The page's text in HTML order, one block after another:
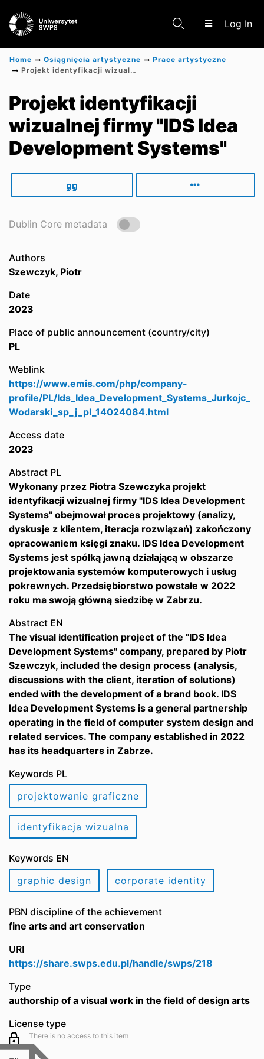
Log In
Scientific research results
Home Osiągnięcia artystyczne
Prace artystyczne
Projekt identyfikacji wizualnej firmy "IDS Idea Development Systems"
Projekt identyfikacji
wizualnej firmy "IDS Idea
Development Systems"
Dublin Core metadata
Authors
Szewczyk, Piotr
Date
2023
Place of public announcement (country/city)
PL
Weblink
https://www.emis.com/php/company-
profile/PL/Ids_Idea_Development_Systems_Jurkojc_
Wodarski_sp_j_pl_14024084.html
Access date
2023
Abstract PL
Wykonany przez Piotra Szewczyka projekt
identyfikacji wizualnej firmy "IDS Idea Development
Systems" obejmował proces projektowy (analizy,
dyskusje z klientem, iteracja rozwiązań) zakończony
opracowaniem księgi znaku. IDS Idea Development
Systems jest spółką jawną działającą w obszarze
projektowania systemów komputerowych i usług
pokrewnych. Przedsiębiorstwo powstałe w 2022
roku ma swoją główną siedzibę w Zabrzu.
Abstract EN
The visual identification project of the "IDS Idea
Development Systems" company, prepared by Piotr
Szewczyk, included the design process (analysis,
discussions with the client, iteration of solutions)
ended with the development of a brand book. IDS
Idea Development Systems is a general partnership
operating in the field of computer system design and
related services. The company established in 2022
has its headquarters in Zabrze.
Keywords PL
projektowanie graficzne
identyfikacja wizualna
Keywords EN
graphic design
corporate identity
PBN discipline of the achievement
fine arts and art conservation
URI
https://share.swps.edu.pl/handle/swps/218
Type
authorship of a visual work in the field of design arts
License type
There is no access to this item